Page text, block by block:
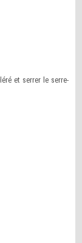
et serrer le serre-